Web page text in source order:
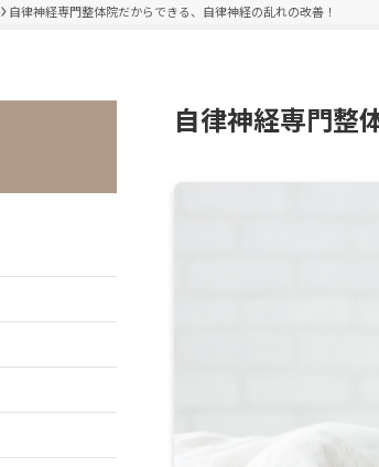
自律神経専門整体院だからできる、自律神経の乱れの改善！
自律神経専門整